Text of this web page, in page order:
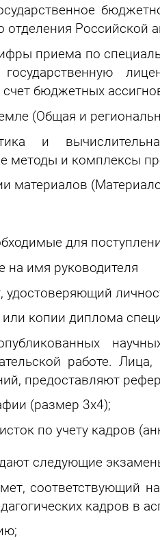
отделения Российской
приема по
счет бюджетных
(Общая и
и
методы и комплексы
материалов
для
на имя руководителя
удостоверяющий
копии диплома
работе.
предоставляют
(размер 3х4);
по учету кадров
следующие
соответствующий
кадров в